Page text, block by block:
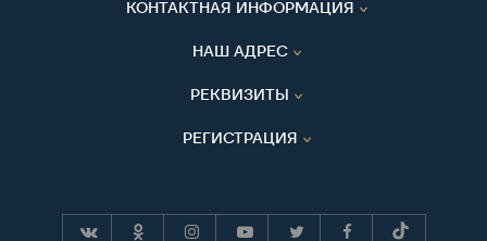
КОНТАКТНАЯ ИНФОРМАЦИЯ
НАШ АДРЕС
РЕКВИЗИТЫ
РЕГИСТРАЦИЯ